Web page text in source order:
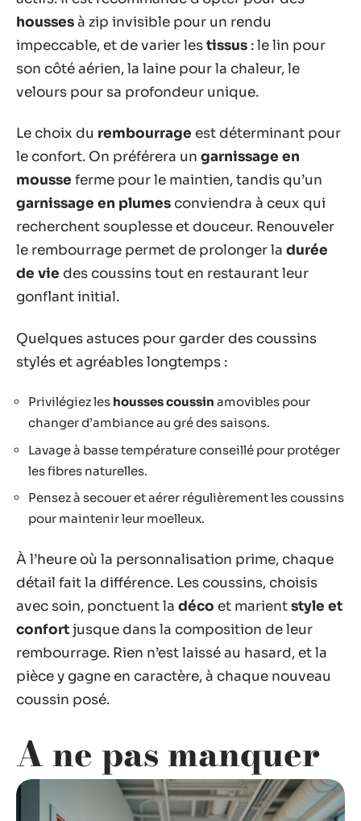
houssesà zip invisible pour un rendu
impeccable, et de varier lestissus : le lin pour
son côté aérien, la laine pour la chaleur, le
velours pour sa profondeur unique.
Le choix du rembourrage est déterminant pour
le confort. On préférera un garnissage en
mousse ferme pour le maintien, tandis qu’un
garnissage en plumes conviendra à ceux qui
recherchent souplesse et douceur. Renouveler
le rembourrage permet de prolonger la durée
de vie des coussins tout en restaurant leur
gonflant initial.
Quelques astuces pour garder des coussins
stylés et agréables longtemps :
Privilégiez les housses coussin amovibles pour
changer d’ambiance au gré des saisons.
Lavage à basse température conseillé pour protéger
les fibres naturelles.
Pensez à secouer et aérer régulièrement les coussins
pour maintenir leur moelleux.
À l’heure où la personnalisation prime, chaque
détail fait la différence. Les coussins, choisis
avec soin, ponctuent la déco et marientstyle et
confortjusque dans la composition de leur
rembourrage. Rien n’est laissé au hasard, et la
pièce y gagne en caractère, à chaque nouveau
coussin posé.
A ne pas manquer